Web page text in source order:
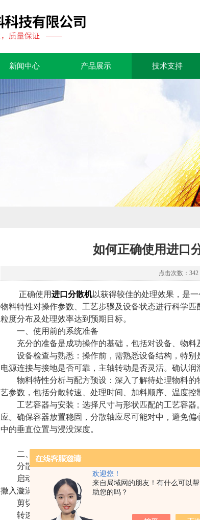
欢迎您！
来自局域网的朋友！有什么可以帮
助您的吗？
新闻中心 产品展示 技术支持
如何正确使用进口
点击次数：
正确使用进口分散机以获得较佳的处理效果，是
物料特性对操作参数、工艺步骤及设备状态进行科学
粒度分布及处理效率达到预期目标。
一、使用前的系统准备
充分的准备是成功操作的基础，包括对设备、物料
设备检查与熟悉：操作前，需熟悉设备结构，特别
电源连接与接地是否可靠，主轴转动是否灵活。确认
物料特性分析与配方预设：深入了解待处理物料的
艺参数，包括分散转速、处理时间、加料顺序、温度控
工艺容器与安装：选择尺寸与形状匹配的工艺容器
应。确保容器放置稳固，分散轴应尽可能对中，避免
中的垂直位置与浸没深度。
二、操作过程中的关键控制
分散过程是动态的，需根据实时观察与经验进行调
启动与预混合：在将粉体加入液体前，通常先以中
撒入漩涡中，避免一次性大量投入导致结块或粉尘飞
剪切分散阶段的控制：
转速选择：在粉体基本润湿后，逐步提高转速至工